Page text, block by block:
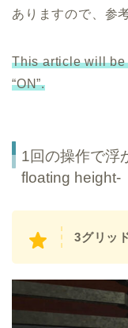
ありますので、参
This article will
“ON”.
1回の操作で浮
floating height-
3グリッ